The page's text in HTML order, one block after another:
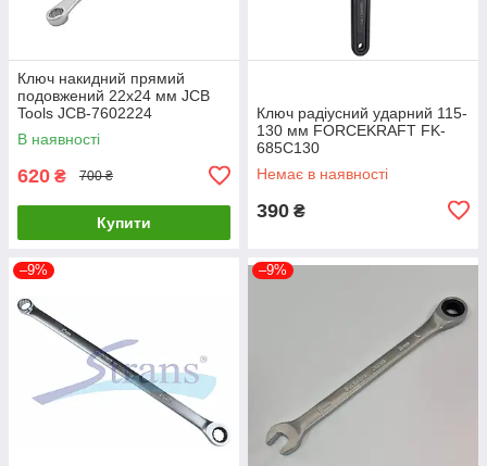
Ключ накидний прямий
подовжений 22х24 мм JCB
Tools JCB-7602224
В наявності
620 ₴ 700 ₴
Купити
Ключ радіусний ударний 115-
130 мм FORCEKRAFT FK-
685C130
Немає в наявності
390 ₴
–9% –9%